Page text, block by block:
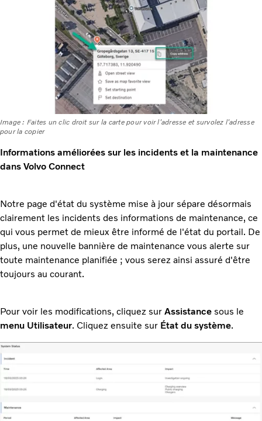
Image : Faites un clic droit sur la carte pour voir l'adresse et survolez l'adresse
pour la copier
Informations améliorées sur les incidents et la maintenance
dans Volvo Connect
Notre page d'état du système mise à jour sépare désormais
clairement les incidents des informations de maintenance, ce
qui vous permet de mieux être informé de l'état du portail. De
plus, une nouvelle bannière de maintenance vous alerte sur
toute maintenance planifiée ; vous serez ainsi assuré d'être
toujours au courant.
Pour voir les modifications, cliquez sur Assistance sous le
menu Utilisateur. Cliquez ensuite sur État du système.